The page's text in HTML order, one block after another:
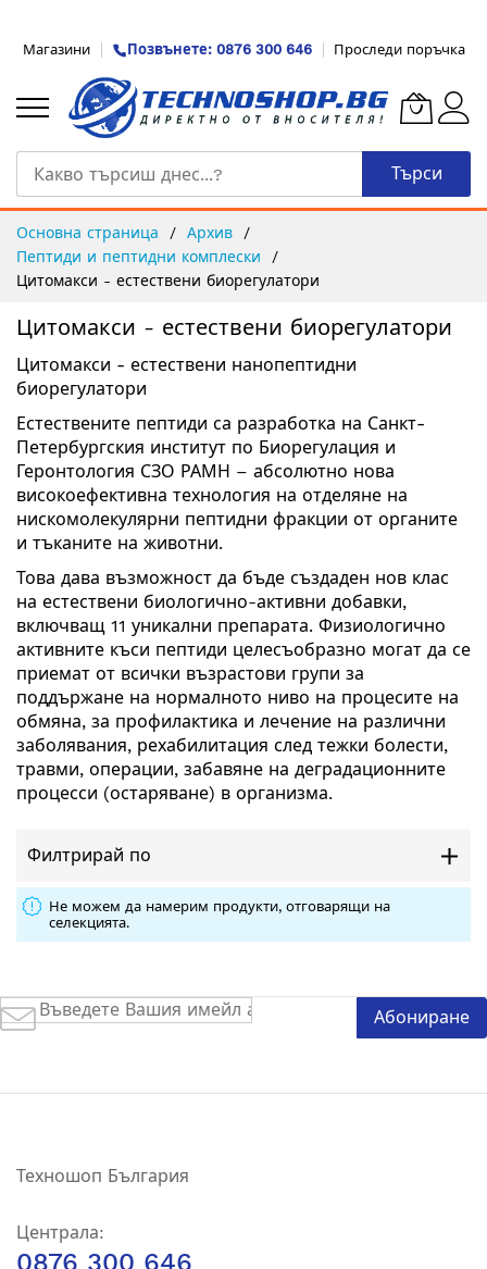
към
съдържанието
Магазини Позвънете: 0876 300 646 Проследи поръчка
Търси
Основна страница
Архив
Пептиди и пептидни комплески
Цитомакси - естествени биорегулатори
Цитомакси - естествени биорегулатори
Цитомакси - естествени нанопептидни
биорегулатори
Естествените пептиди са разработка на Санкт-
Петербургския институт по Биорегулация и
Геронтология СЗО РАМН – абсолютно нова
високоефективна технология на отделяне на
нискомолекулярни пептидни фракции от органите
и тъканите на животни.
Това дава възможност да бъде създаден нов клас
на естествени биологично-активни добавки,
включващ 11 уникални препарата. Физиологично
активните къси пептиди целесъобразно могат да се
приемат от всички възрастови групи за
поддържане на нормалното ниво на процесите на
обмяна, за профилактика и лечение на различни
заболявания, рехабилитация след тежки болести,
травми, операции, забавяне на деградационните
процесси (остаряване) в организма.
Филтрирай по
Не можем да намерим продукти, отговарящи на
селекцията.
Абонирай
се
Абониране
Техношоп България
Централа:
0876 300 646